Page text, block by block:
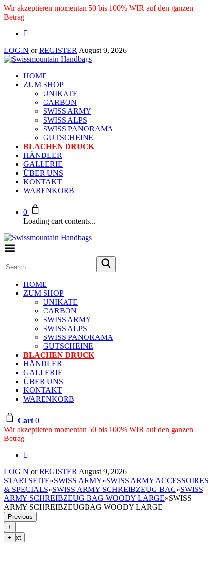
Wir akzeptieren momentan 50 bis 100% WIR auf den ganzen
Betrag
LOGIN orREGISTER|August 9, 2026
HOME
ZUM SHOP
UNIKATE
CARBON
SWISS ARMY
SWISS ALPS
SWISS PANORAMA
GUTSCHEINE
BLACHEN DRUCK
HÄNDLER
GALLERIE
ÜBER UNS
KONTAKT
WARENKORB
0
Loading cart contents...
HOME
ZUM SHOP
UNIKATE
CARBON
SWISS ARMY
SWISS ALPS
SWISS PANORAMA
GUTSCHEINE
BLACHEN DRUCK
HÄNDLER
GALLERIE
ÜBER UNS
KONTAKT
WARENKORB
Cart 0
Wir akzeptieren momentan 50 bis 100% WIR auf den ganzen
Betrag
LOGIN orREGISTER|August 9, 2026
STARTSEITE»SWISS ARMY»SWISS ARMY ACCESSOIRES
& SPECIALS»SWISS ARMY SCHREIBZEUG BAG»SWISS
ARMY SCHREIBZEUG BAG WOODY LARGE»SWISS
ARMY SCHREIBZEUGBAG WOODY LARGE
Previous
Next